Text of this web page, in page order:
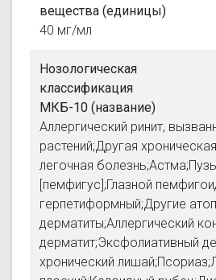
вещества (единицы)
40 мг/мл
Нозологическая
классификация
МКБ-10 (название)
Аллергический ринит,
растений;Другая
легочная
[пемфигус];Глазной
герпетиформный;Другие
дерматиты;Аллергический
дерматит;Эксфолиативный
хронический